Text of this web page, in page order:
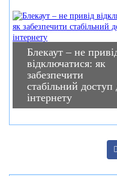
Блекаут – не
відключатися: як
забезпечити
стабільний доступ
інтернету